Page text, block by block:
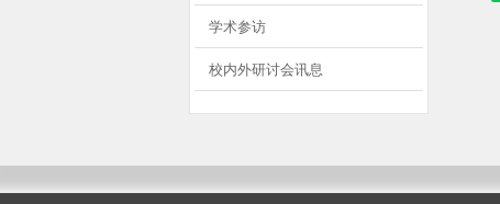
学术参访
校内外研讨会讯息